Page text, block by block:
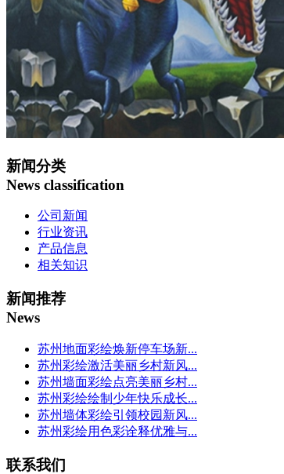
新闻分类
News classification
公司新闻
行业资讯
产品信息
相关知识
新闻推荐
News
苏州地面彩绘焕新停车场新...
苏州彩绘激活美丽乡村新风...
苏州墙面彩绘点亮美丽乡村...
苏州彩绘绘制少年快乐成长...
苏州墙体彩绘引领校园新风...
苏州彩绘用色彩诠释优雅与...
联系我们